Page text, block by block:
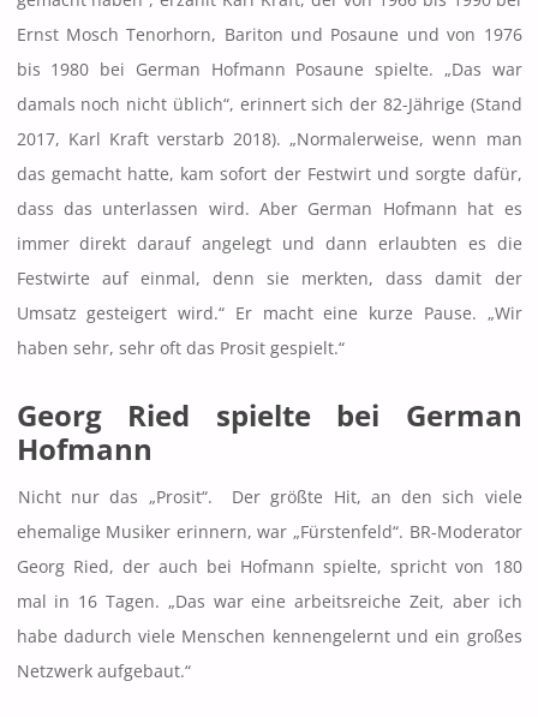
Ernst Mosch Tenorhorn, Bariton und Posaune und von 1976
bis 1980 bei German Hofmann Posaune spielte. „Das war
damals noch nicht üblich“, erinnert sich der 82-Jährige (Stand
2017, Karl Kraft verstarb 2018). „Normalerweise, wenn man
das gemacht hatte, kam sofort der Festwirt und sorgte dafür,
dass das unterlassen wird. Aber German Hofmann hat es
immer direkt darauf angelegt und dann erlaubten es die
Festwirte auf einmal, denn sie merkten, dass damit der
Umsatz gesteigert wird.“ Er macht eine kurze Pause. „Wir
haben sehr, sehr oft das Prosit gespielt.“
Georg Ried spielte bei German
Hofmann
Nicht nur das „Prosit“. Der größte Hit, an den sich viele
ehemalige Musiker erinnern, war „Fürstenfeld“. BR-Moderator
Georg Ried, der auch bei Hofmann spielte, spricht von 180
mal in 16 Tagen. „Das war eine arbeitsreiche Zeit, aber ich
habe dadurch viele Menschen kennengelernt und ein großes
Netzwerk aufgebaut.“